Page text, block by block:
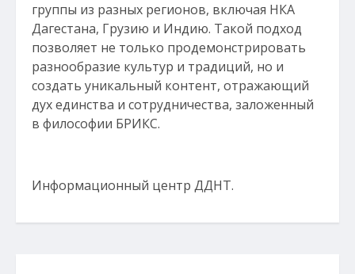
группы из разных регионов, включая НКА
Дагестана, Грузию и Индию. Такой подход
позволяет не только продемонстрировать
разнообразие культур и традиций, но и
создать уникальный контент, отражающий
дух единства и сотрудничества, заложенный
в философии БРИКС.
Информационный центр ДДНТ.